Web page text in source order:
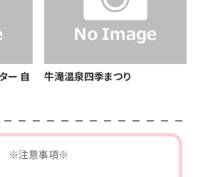
ー 自
牛滝温泉四季まつり
※注意事項※